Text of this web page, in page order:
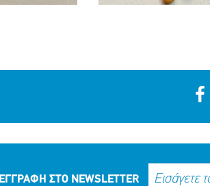
ΕΓΓΡΑΦΗ ΣΤΟ NEWSLETTER